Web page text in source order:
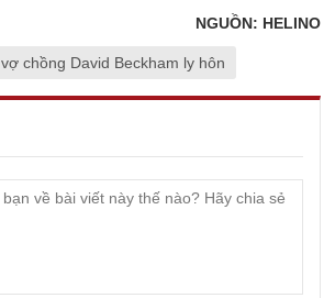
NGUỒN: HELINO
vợ chồng David Beckham ly hôn